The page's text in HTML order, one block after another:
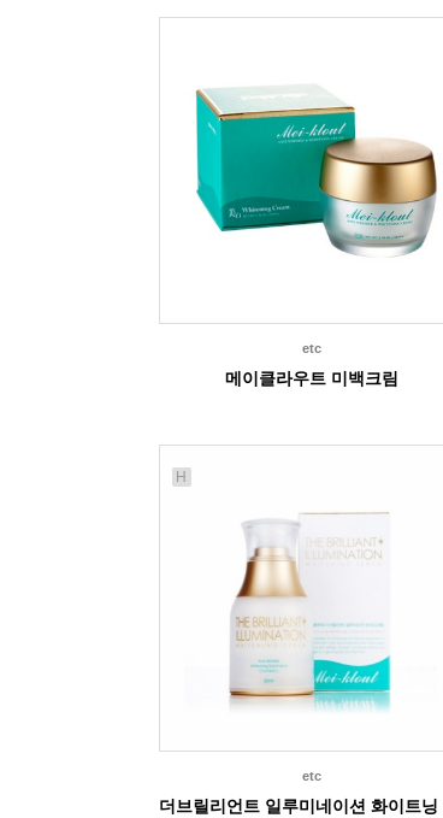
etc
메이클라우트 미백크림
H
etc